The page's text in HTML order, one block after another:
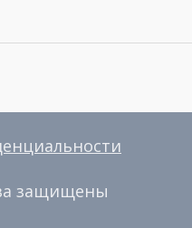
защищены